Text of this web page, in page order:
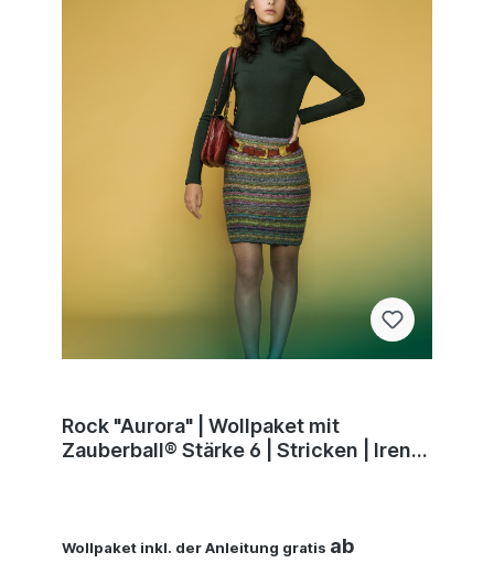
Rock "Aurora" | Wollpaket mit
Zauberball® Stärke 6 | Stricken | Irene
Wollpaket inkl. der Anleitung gratis ab